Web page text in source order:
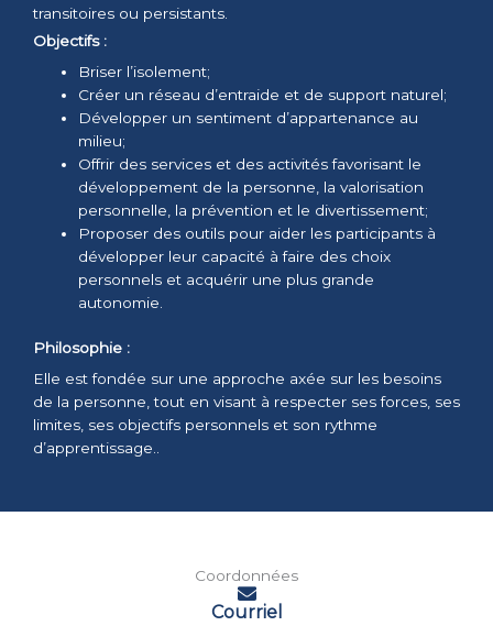
Coordonnées
Courriel
transitoires ou persistants.
Objectifs :
Briser l’isolement;
Créer un réseau d’entraide et de support naturel;
Développer un sentiment d’appartenance au
milieu;
Offrir des services et des activités favorisant le
développement de la personne, la valorisation
personnelle, la prévention et le divertissement;
Proposer des outils pour aider les participants à
développer leur capacité à faire des choix
personnels et acquérir une plus grande
autonomie.
Philosophie :
Elle est fondée sur une approche axée sur les besoins
de la personne, tout en visant à respecter ses forces, ses
limites, ses objectifs personnels et son rythme
d’apprentissage..